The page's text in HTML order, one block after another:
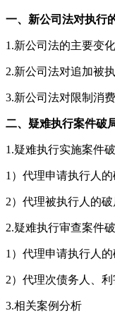
一、新公司法对执行
1.新公司法的主要变化
2.新公司法对追加被
3.新公司法对限制消
二、疑难执行案件破
1.疑难执行实施案件
1）代理申请执行人
2）代理被执行人的
2.疑难执行审查案件
1）代理申请执行人
2）代理次债务人、
3.相关案例分析